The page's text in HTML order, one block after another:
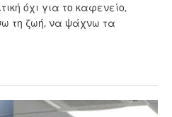
όχι για το καφενείο,
τη ζωή, να ψάχνω τα